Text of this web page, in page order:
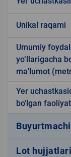
Unikal raqami
Umumiy
yo‘llarigacha
ma’lumot
Yer
bo'lgan
Lot hujjatlari